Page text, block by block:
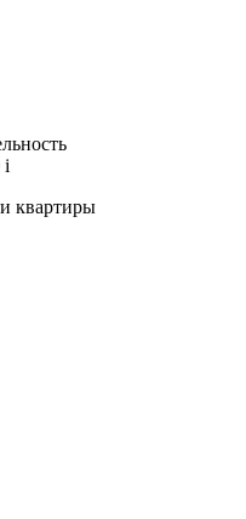
i
квартиры